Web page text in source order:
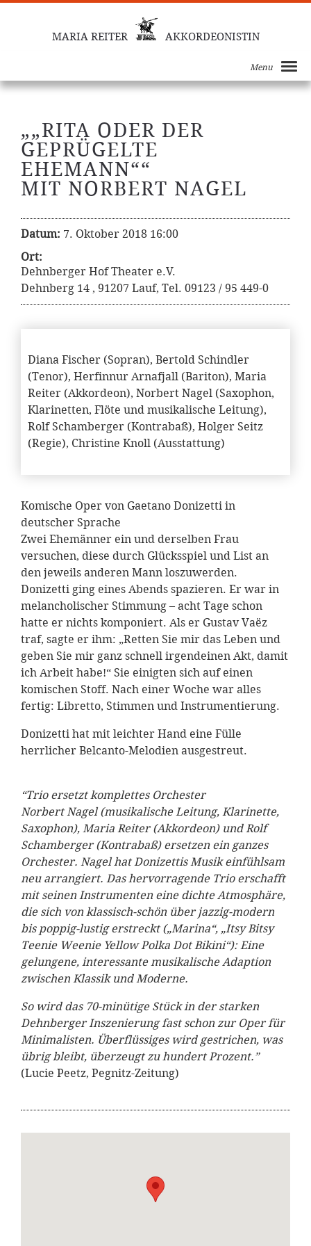
MARIA REITER AKKORDEONISTIN
Menu
„„RITA ODER DER
GEPRÜGELTE
EHEMANN““
MIT NORBERT NAGEL
Datum: 7. Oktober 2018 16:00
Ort:
Dehnberger Hof Theater e.V.
Dehnberg 14 , 91207 Lauf, Tel. 09123 / 95 449-0
Diana Fischer (Sopran), Bertold Schindler
(Tenor), Herfinnur Arnafjall (Bariton), Maria
Reiter (Akkordeon), Norbert Nagel (Saxophon,
Klarinetten, Flöte und musikalische Leitung),
Rolf Schamberger (Kontrabaß), Holger Seitz
(Regie), Christine Knoll (Ausstattung)
Komische Oper von Gaetano Donizetti in
deutscher Sprache
Zwei Ehemänner ein und derselben Frau
versuchen, diese durch Glücksspiel und List an
den jeweils anderen Mann loszuwerden.
Donizetti ging eines Abends spazieren. Er war in
melancholischer Stimmung – acht Tage schon
hatte er nichts komponiert. Als er Gustav Vaëz
traf, sagte er ihm: „Retten Sie mir das Leben und
geben Sie mir ganz schnell irgendeinen Akt, damit
ich Arbeit habe!“ Sie einigten sich auf einen
komischen Stoff. Nach einer Woche war alles
fertig: Libretto, Stimmen und Instrumentierung.
Donizetti hat mit leichter Hand eine Fülle
herrlicher Belcanto-Melodien ausgestreut.
“Trio ersetzt komplettes Orchester
Norbert Nagel (musikalische Leitung, Klarinette,
Saxophon), Maria Reiter (Akkordeon) und Rolf
Schamberger (Kontrabaß) ersetzen ein ganzes
Orchester. Nagel hat Donizettis Musik einfühlsam
neu arrangiert. Das hervorragende Trio erschafft
mit seinen Instrumenten eine dichte Atmosphäre,
die sich von klassisch-schön über jazzig-modern
bis poppig-lustig erstreckt („Marina“, „Itsy Bitsy
Teenie Weenie Yellow Polka Dot Bikini“): Eine
gelungene, interessante musikalische Adaption
zwischen Klassik und Moderne.
So wird das 70-minütige Stück in der starken
Dehnberger Inszenierung fast schon zur Oper für
Minimalisten. Überflüssiges wird gestrichen, was
übrig bleibt, überzeugt zu hundert Prozent.”
(Lucie Peetz, Pegnitz-Zeitung)